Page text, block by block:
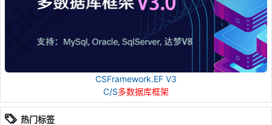
CSFramework.EF V3
C/S多数据库框架
热门标签